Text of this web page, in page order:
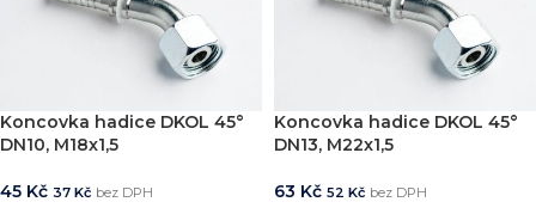
Koncovka hadice DKOL 45°
DN10, M18x1,5
45 Kč 37 Kč bez DPH
Koncovka hadice DKOL 45°
DN13, M22x1,5
63 Kč 52 Kč bez DPH